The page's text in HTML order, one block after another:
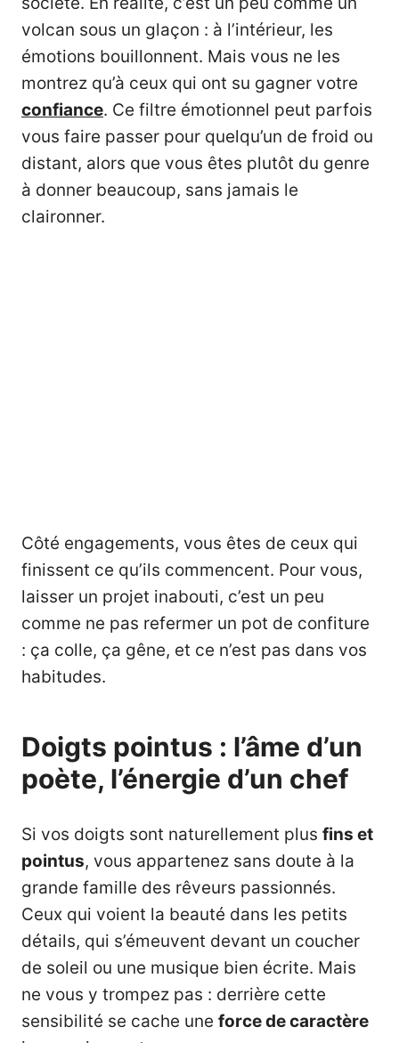
volcan sous un glaçon : à l’intérieur, les
émotions bouillonnent. Mais vous ne les
montrez qu’à ceux qui ont su gagner votre
confiance. Ce filtre émotionnel peut parfois
vous faire passer pour quelqu’un de froid ou
distant, alors que vous êtes plutôt du genre
à donner beaucoup, sans jamais le
claironner.
Côté engagements, vous êtes de ceux qui
finissent ce qu’ils commencent. Pour vous,
laisser un projet inabouti, c’est un peu
comme ne pas refermer un pot de confiture
: ça colle, ça gêne, et ce n’est pas dans vos
habitudes.
Doigts pointus : l’âme d’un
poète, l’énergie d’un chef
Si vos doigts sont naturellement plus fins et
pointus, vous appartenez sans doute à la
grande famille des rêveurs passionnés.
Ceux qui voient la beauté dans les petits
détails, qui s’émeuvent devant un coucher
de soleil ou une musique bien écrite. Mais
ne vous y trompez pas : derrière cette
sensibilité se cache une force de caractère